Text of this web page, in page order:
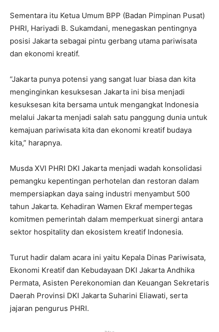
Sementara itu Ketua Umum BPP (Badan Pimpinan Pusat)
PHRI, Hariyadi B. Sukamdani, menegaskan pentingnya
posisi Jakarta sebagai pintu gerbang utama pariwisata
dan ekonomi kreatif.
“Jakarta punya potensi yang sangat luar biasa dan kita
menginginkan kesuksesan Jakarta ini bisa menjadi
kesuksesan kita bersama untuk mengangkat Indonesia
melalui Jakarta menjadi salah satu panggung dunia untuk
kemajuan pariwisata kita dan ekonomi kreatif budaya
kita,” harapnya.
Musda XVI PHRI DKI Jakarta menjadi wadah konsolidasi
pemangku kepentingan perhotelan dan restoran dalam
mempersiapkan daya saing industri menyambut 500
tahun Jakarta. Kehadiran Wamen Ekraf mempertegas
komitmen pemerintah dalam memperkuat sinergi antara
sektor hospitality dan ekosistem kreatif Indonesia.
Turut hadir dalam acara ini yaitu Kepala Dinas Pariwisata,
Ekonomi Kreatif dan Kebudayaan DKI Jakarta Andhika
Permata, Asisten Perekonomian dan Keuangan Sekretaris
Daerah Provinsi DKI Jakarta Suharini Eliawati, serta
jajaran pengurus PHRI.